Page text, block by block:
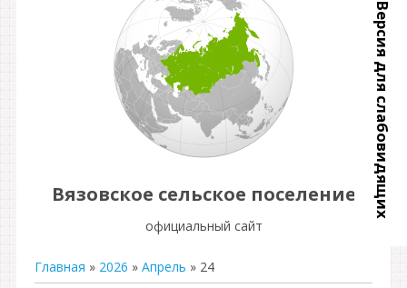
Версия для слабовидящих
Вязовское сельское поселение
официальный сайт
Главная » 2026 » Апрель » 24